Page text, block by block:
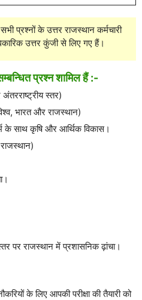
प्रश्नों के उत्तर राजस्थान कर्मचारी
उत्तर कुंजी से लिए गए हैं।
प्रश्न शामिल हैं :-
स्तर)
भारत और राजस्थान)
के साथ कृषि और आर्थिक विकास।
पर राजस्थान में प्रशासनिक ढ़ांचा।
के लिए आपकी परीक्षा की तैयारी को